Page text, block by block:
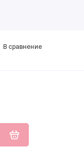
В сравнение